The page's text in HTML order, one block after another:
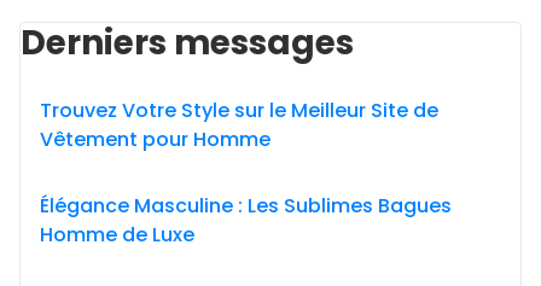
Derniers messages
Trouvez Votre Style sur le Meilleur Site de
Vêtement pour Homme
Élégance Masculine : Les Sublimes Bagues
Homme de Luxe